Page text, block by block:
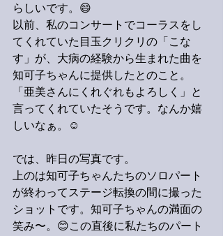
らしいです。😄
以前、私のコンサートでコーラスをし
てくれていた目玉クリクリの「こな
す」が、大病の経験から生まれた曲を
知可子ちゃんに提供したとのこと。
「亜美さんにくれぐれもよろしく」と
言ってくれていたそうです。なんか嬉
しいなぁ。☺️
では、昨日の写真です。
上のは知可子ちゃんたちのソロパート
が終わってステージ転換の間に撮った
ショットです。知可子ちゃんの満面の
笑み〜。😊この直後に私たちのパート